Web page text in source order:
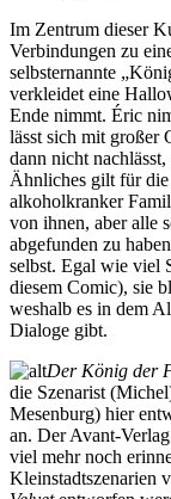
Im Zentrum dieser
Verbindungen zu
selbsternannte
verkleidet eine
Ende nimmt. Éric
lässt sich mit großer
dann nicht
Ähnliches gilt für die
alkoholkranker
von ihnen, aber alle
abgefunden zu
selbst. Egal wie viel
diesem Comic), sie
weshalb es in dem
Dialoge gibt.
Der König der
die Szenarist
Mesenburg) hier
an. Der Avant-
viel mehr noch
Kleinstadtszenarien